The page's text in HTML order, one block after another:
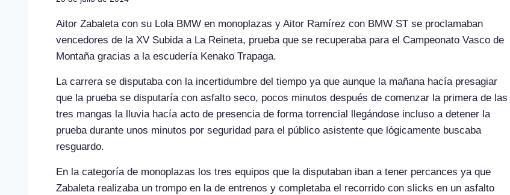
Aitor Zabaleta con su Lola BMW en monoplazas y Aitor Ramírez con BMW ST se proclamaban
vencedores de la XV Subida a La Reineta, prueba que se recuperaba para el Campeonato Vasco de
Montaña gracias a la escudería Kenako Trapaga.
La carrera se disputaba con la incertidumbre del tiempo ya que aunque la mañana hacía presagiar
que la prueba se disputaría con asfalto seco, pocos minutos después de comenzar la primera de las
tres mangas la lluvia hacía acto de presencia de forma torrencial llegándose incluso a detener la
prueba durante unos minutos por seguridad para el público asistente que lógicamente buscaba
resguardo.
En la categoría de monoplazas los tres equipos que la disputaban iban a tener percances ya que
Zabaleta realizaba un trompo en la de entrenos y completaba el recorrido con slicks en un asfalto